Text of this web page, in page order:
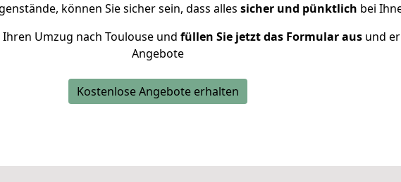
können Sie sicher sein, dass alles sicher und pünktlich bei
Umzug nach Toulouse und füllen Sie jetzt das Formular ausund
Angebote
Kostenlose Angebote erhalten